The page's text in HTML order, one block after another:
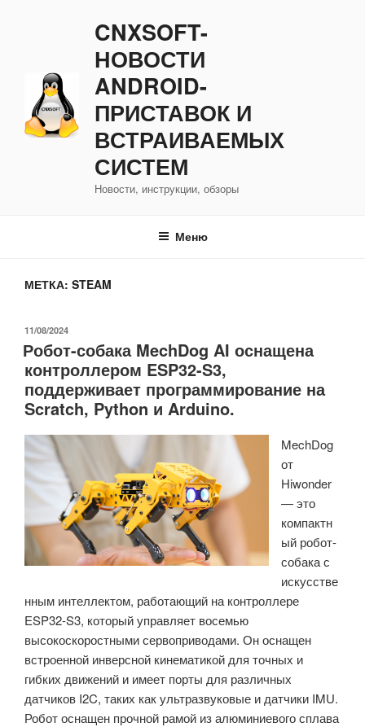
CNXSOFT-
НОВОСТИ
ANDROID-
ПРИСТАВОК И
ВСТРАИВАЕМЫХ
СИСТЕМ
Новости, инструкции, обзоры
Меню
МЕТКА: STEAM
ОПУБЛИКОВАНО
11/08/2024
Робот-собака MechDog AI оснащена
контроллером ESP32-S3,
поддерживает программирование на
Scratch, Python и Arduino.
MechDog
от
Hiwonder
— это
компактн
ый робот-
собака с
искусстве
нным интеллектом, работающий на контроллере
ESP32-S3, который управляет восемью
высокоскоростными сервоприводами. Он оснащен
встроенной инверсной кинематикой для точных и
гибких движений и имеет порты для различных
датчиков I2C, таких как ультразвуковые и датчики IMU.
Робот оснащен прочной рамой из алюминиевого сплава